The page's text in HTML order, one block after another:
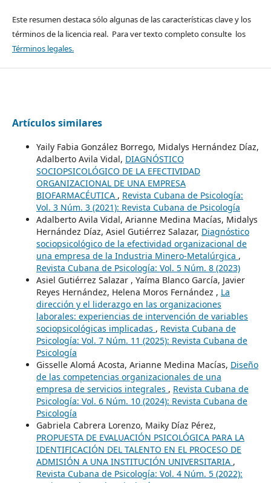
Este resumen destaca sólo algunas de las características clave y los
términos de la licencia real. Para ver texto completo consulte los
Términos legales.
Artículos similares
Yaily Fabia González Borrego, Midalys Hernández Díaz,
Adalberto Avila Vidal, DIAGNÓSTICO
SOCIOPSICOLÓGICO DE LA EFECTIVIDAD
ORGANIZACIONAL DE UNA EMPRESA
BIOFARMACÉUTICA , Revista Cubana de Psicología:
Vol. 3 Núm. 3 (2021): Revista Cubana de Psicología
Adalberto Avila Vidal, Arianne Medina Macías, Midalys
Hernández Díaz, Asiel Gutiérrez Salazar, Diagnóstico
sociopsicológico de la efectividad organizacional de
una empresa de la Industria Minero-Metalúrgica ,
Revista Cubana de Psicología: Vol. 5 Núm. 8 (2023)
Asiel Gutiérrez Salazar , Yaíma Blanco García, Javier
Reyes Hernández, Helena Moros Fernández , La
dirección y el liderazgo en las organizaciones
laborales: experiencias de intervención de variables
sociopsicológicas implicadas , Revista Cubana de
Psicología: Vol. 7 Núm. 11 (2025): Revista Cubana de
Psicología
Gisselle Alomá Acosta, Arianne Medina Macías, Diseño
de las competencias organizacionales de una
empresa de servicios integrales , Revista Cubana de
Psicología: Vol. 6 Núm. 10 (2024): Revista Cubana de
Psicología
Gabriela Cabrera Lorenzo, Maiky Díaz Pérez,
PROPUESTA DE EVALUACIÓN PSICOLÓGICA PARA LA
IDENTIFICACIÓN DEL TALENTO EN EL PROCESO DE
ADMISIÓN A UNA INSTITUCIÓN UNIVERSITARIA ,
Revista Cubana de Psicología: Vol. 4 Núm. 5 (2022):